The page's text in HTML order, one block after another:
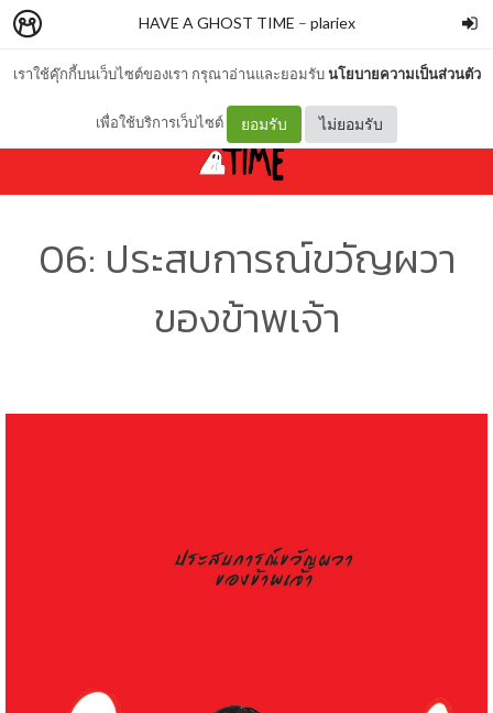
เราใช้คุ๊กกี้บนเว็บไซต์ของเรา กรุณาอ่านและยอมรับนโยบายความเป็นส่วนตัว
เพื่อใช้บริการเว็บไซต์ ยอมรับ ไม่ยอมรับ
HAVE A GHOST TIME – plariex
06: ประสบการณ์ขวัญผวา
ของข้าพเจ้า